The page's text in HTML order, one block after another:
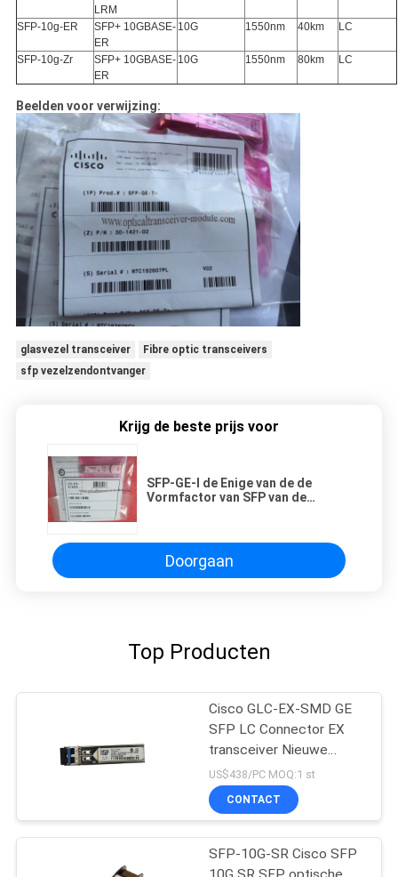
LRM
SFP-10g-ER
SFP+ 10GBASE-
ER
10G 1550nm 40km LC
SFP-10g-Zr
SFP+ 10GBASE-
ER
10G 1550nm 80km LC
Beelden voor verwijzing:
glasvezel transceiver
Fibre optic transceivers
sfp vezelzendontvanger
Krijg de beste prijs voor
SFP-GE-l de Enige van de de
Vormfactor van SFP van de
Doorgaan
Top Producten
Cisco GLC-EX-SMD GE
SFP LC Connector EX
transceiver Nieuwe
Origineel
US$438/PC MOQ:1 st
CONTACT
SFP-10G-SR Cisco SFP